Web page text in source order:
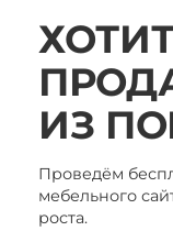
Год
2023
ИЗ
Проведём
мебельного
роста.